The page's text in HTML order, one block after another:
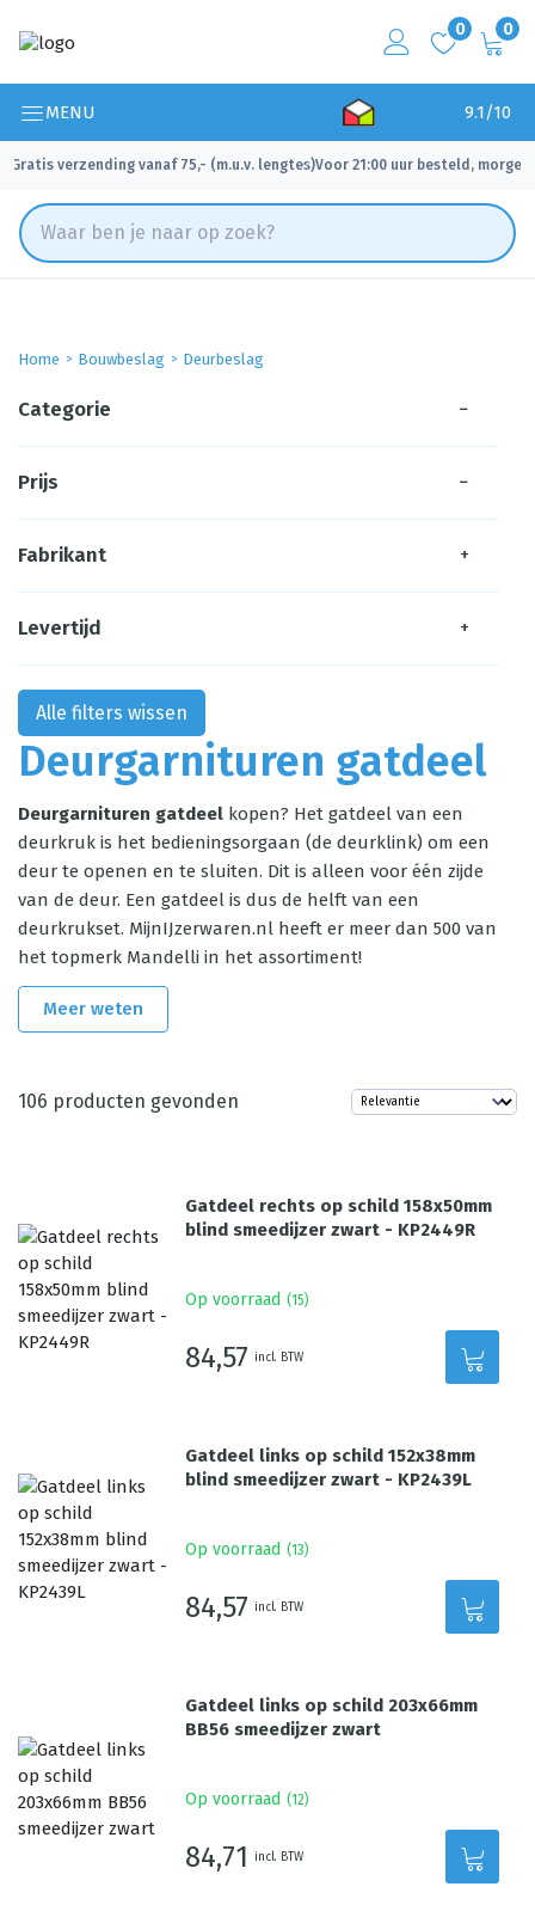
0 0
MENU 9.1/10
Gratis verzending vanaf 75,- (m.u.v. lengtes)
✓ Voor 21:00 uur besteld, morgen
Home Bouwbeslag Deurbeslag
Deurgarnituren gatdeel
Deurgarnituren gatdeel kopen? Het gatdeel van een
deurkruk is het bedieningsorgaan (de deurklink) om een
deur te openen en te sluiten. Dit is alleen voor één zijde
van de deur. Een gatdeel is dus de helft van een
deurkrukset. MijnIJzerwaren.nl heeft er meer dan 500 van
het topmerk Mandelli in het assortiment!
Meer weten
106 producten gevonden
Gatdeel rechts op schild 158x50mm
blind smeedijzer zwart - KP2449R
Op voorraad (15)
84,57 incl. BTW
Gatdeel links op schild 152x38mm
blind smeedijzer zwart - KP2439L
Op voorraad (13)
84,57 incl. BTW
Gatdeel links op schild 203x66mm
BB56 smeedijzer zwart
Op voorraad (12)
84,71 incl. BTW
Categorie −
Prijs −
Fabrikant +
Levertijd +
Alle filters wissen